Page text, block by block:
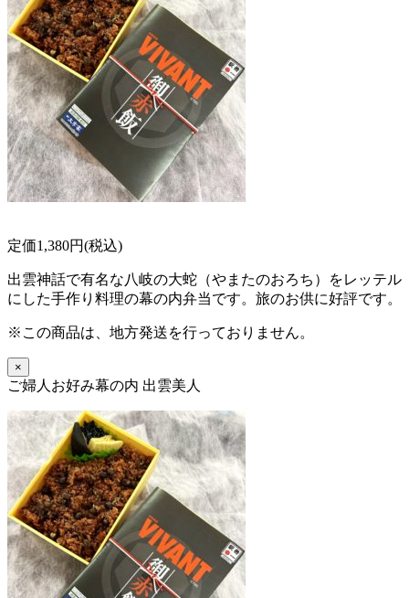
定価1,380円(税込)
出雲神話で有名な八岐の大蛇（やまたのおろち）をレッテル
にした手作り料理の幕の内弁当です。旅のお供に好評です。
※この商品は、地方発送を行っておりません。
×
ご婦人お好み幕の内 出雲美人